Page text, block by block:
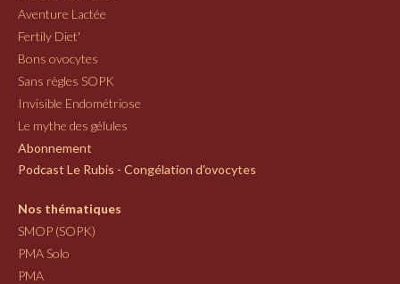
Aventure Lactée
Fertily Diet'
Bons ovocytes
Sans règles SOPK
Invisible Endométriose
Le mythe des gélules
Abonnement
Podcast Le Rubis - Congélation d'ovocytes
Nos thématiques
SMOP (SOPK)
PMA Solo
PMA